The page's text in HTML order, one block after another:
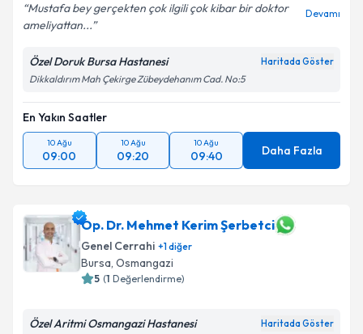
Mustafa bey gerçekten çok ilgili çok kibar bir doktor
ameliyattan...
Devamı
Özel Doruk Bursa Hastanesi Haritada Göster
Dikkaldırım Mah Çekirge Zübeydehanım Cad. No:5
En Yakın Saatler
10 Ağu
09:00
10 Ağu
09:20
10 Ağu
09:40 Daha Fazla
Op. Dr. Mehmet Kerim Şerbetci
Genel Cerrahi +1diğer
Bursa, Osmangazi
5 (1 Değerlendirme)
Özel Aritmi Osmangazi Hastanesi Haritada Göster